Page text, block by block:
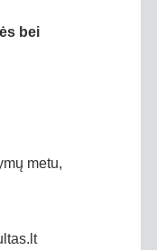
bei
metu,